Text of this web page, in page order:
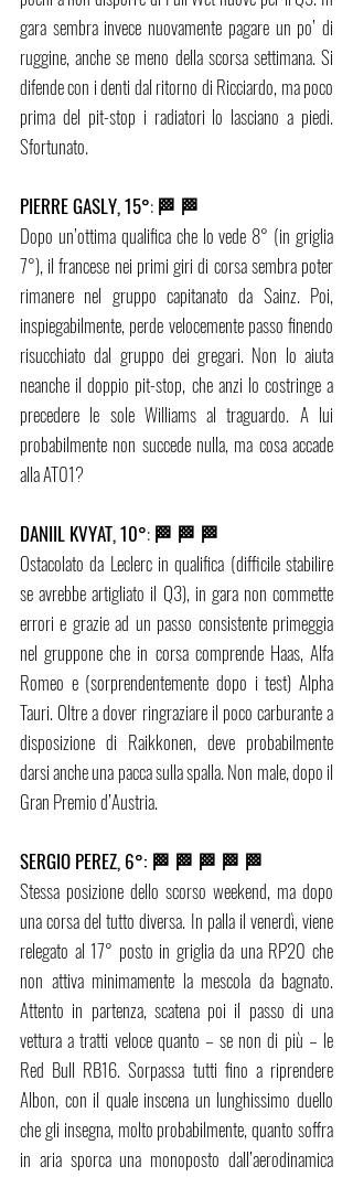
gara sembra invece nuovamente pagare un po’ di
ruggine, anche se meno della scorsa settimana. Si
difende con i denti dal ritorno di Ricciardo, ma poco
prima del pit-stop i radiatori lo lasciano a piedi.
Sfortunato.
PIERRE GASLY, 15°: 🏁 🏁
Dopo un’ottima qualifica che lo vede 8° (in griglia
7°), il francese nei primi giri di corsa sembra poter
rimanere nel gruppo capitanato da Sainz. Poi,
inspiegabilmente, perde velocemente passo finendo
risucchiato dal gruppo dei gregari. Non lo aiuta
neanche il doppio pit-stop, che anzi lo costringe a
precedere le sole Williams al traguardo. A lui
probabilmente non succede nulla, ma cosa accade
alla AT01?
DANIIL KVYAT, 10°: 🏁 🏁 🏁
Ostacolato da Leclerc in qualifica (difficile stabilire
se avrebbe artigliato il Q3), in gara non commette
errori e grazie ad un passo consistente primeggia
nel gruppone che in corsa comprende Haas, Alfa
Romeo e (sorprendentemente dopo i test) Alpha
Tauri. Oltre a dover ringraziare il poco carburante a
disposizione di Raikkonen, deve probabilmente
darsi anche una pacca sulla spalla. Non male, dopo il
Gran Premio d’Austria.
SERGIO PEREZ, 6°: 🏁 🏁 🏁 🏁 🏁
Stessa posizione dello scorso weekend, ma dopo
una corsa del tutto diversa. In palla il venerdì, viene
relegato al 17° posto in griglia da una RP20 che
non attiva minimamente la mescola da bagnato.
Attento in partenza, scatena poi il passo di una
vettura a tratti veloce quanto – se non di più – le
Red Bull RB16. Sorpassa tutti fino a riprendere
Albon, con il quale inscena un lunghissimo duello
che gli insegna, molto probabilmente, quanto soffra
in aria sporca una monoposto dall’aerodinamica